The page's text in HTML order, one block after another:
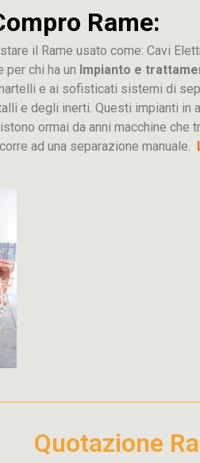
Rame:
il Rame usato come: Cavi
per chi ha un Impianto e
e ai sofisticati sistemi di
e degli inerti. Questi impianti in
ormai da anni macchine che
ad una separazione manuale.
Quotazione